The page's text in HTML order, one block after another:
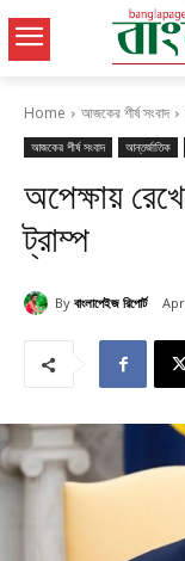
Home আজকের শীর্ষ সংবাদ
আজকের শীর্ষ সংবাদ আন্তর্জাতিক
অপেক্ষায়
ট্রাম্প
By বাংলাপেইজ রিপোর্ট